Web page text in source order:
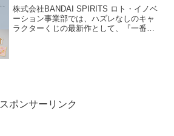
株式会社BANDAI SPIRITS ロト・イノベ
ーション事業部では、ハズレなしのキャ
ラクターくじの最新作として、『一番く
スポンサーリンク